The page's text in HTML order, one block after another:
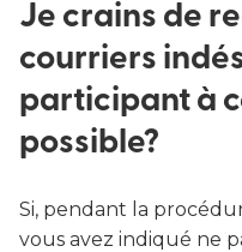
Je crains de
courriers
participant à
possible?
Si, pendant la
vous avez indiqué ne